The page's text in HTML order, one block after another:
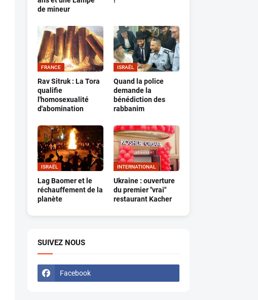
de mineur
FRANCE
Rav Sitruk : La Tora
qualifie
l'homosexualité
d'abomination
ISRAËL
Quand la police
demande la
bénédiction des
rabbanim
ISRAËL
Lag Baomer et le
réchauffement de la
planète
INTERNATIONAL
Ukraine : ouverture
du premier "vrai"
restaurant Kacher
SUIVEZ NOUS
Facebook